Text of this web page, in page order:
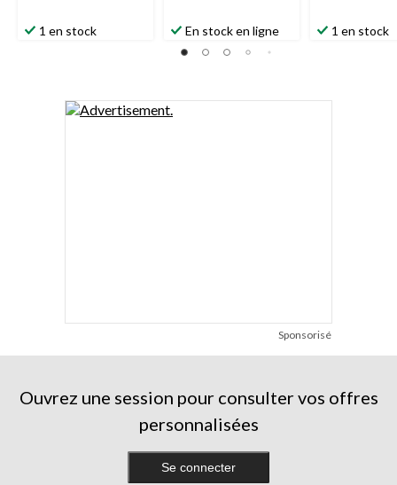
1 en stock En stock en ligne 1 en stock
Sponsorisé
Ouvrez une session pour consulter vos offres
personnalisées
Se connecter